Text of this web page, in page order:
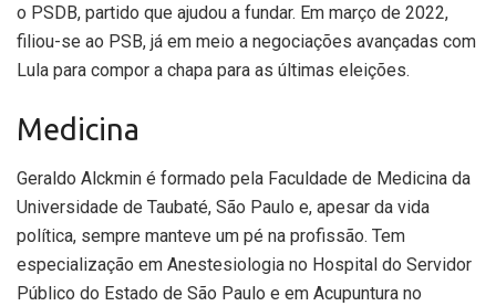
o PSDB, partido que ajudou a fundar. Em março de 2022,
filiou-se ao PSB, já em meio a negociações avançadas com
Lula para compor a chapa para as últimas eleições.
Medicina
Geraldo Alckmin é formado pela Faculdade de Medicina da
Universidade de Taubaté, São Paulo e, apesar da vida
política, sempre manteve um pé na profissão. Tem
especialização em Anestesiologia no Hospital do Servidor
Público do Estado de São Paulo e em Acupuntura no